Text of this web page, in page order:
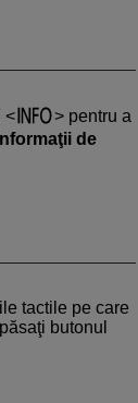
pentru a
de
tactile pe care
butonul